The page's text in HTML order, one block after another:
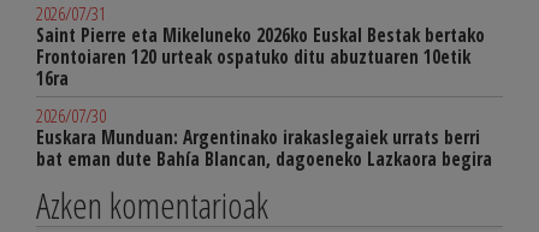
2026/07/31
Saint Pierre eta Mikeluneko 2026ko Euskal Bestak bertako
Frontoiaren 120 urteak ospatuko ditu abuztuaren 10etik
16ra
2026/07/30
Euskara Munduan: Argentinako irakaslegaiek urrats berri
bat eman dute Bahía Blancan, dagoeneko Lazkaora begira
Azken komentarioak